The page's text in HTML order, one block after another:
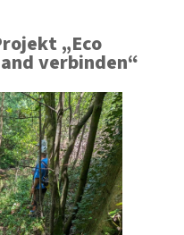
„Eco
verbinden“